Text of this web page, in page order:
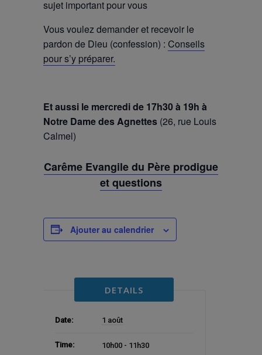
sujet important pour vous
Vous voulez demander et recevoir le
pardon de Dieu (confession) : Conseils
pour s’y préparer.
Et aussi le mercredi de 17h30 à 19h à
Notre Dame des Agnettes(26, rue Louis
Calmel)
Carême Evangile du Père prodigue
et questions
Ajouter au calendrier
DETAILS
Date: 1 août
Time: 10h00 - 11h30